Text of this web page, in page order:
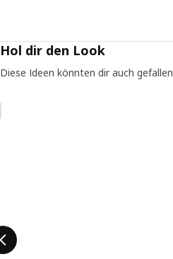
Hol dir den Look
Diese Ideen könnten dir auch gefallen